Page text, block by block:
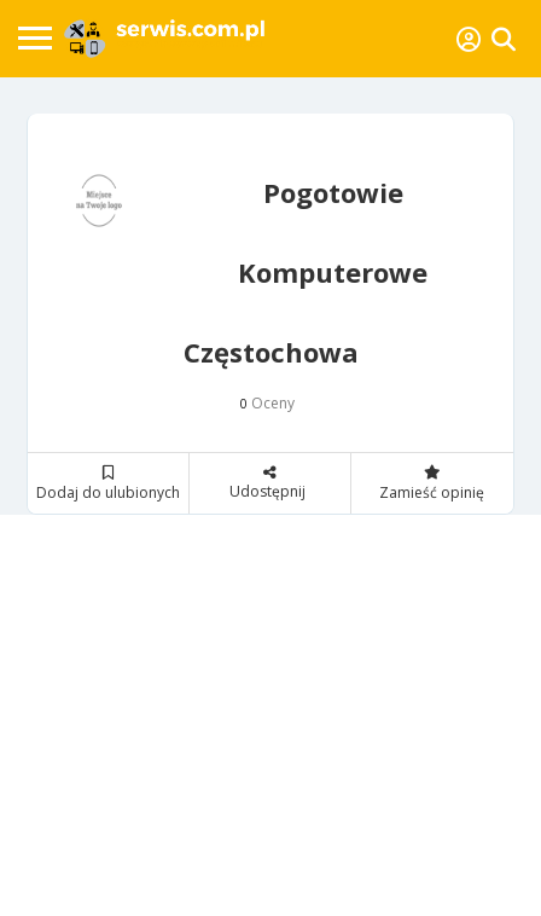
Pogotowie
Komputerowe
Częstochowa
0 Oceny
Dodaj do ulubionych Udostępnij Zamieść opinię